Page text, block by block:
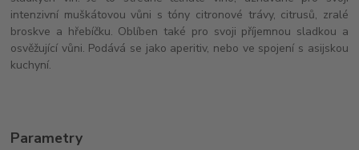
intenzivní muškátovou vůni s tóny citronové trávy, citrusů, zralé
broskve a hřebíčku. Oblíben také pro svoji příjemnou sladkou a
osvěžující vůni. Podává se jako aperitiv, nebo ve spojení s asijskou
kuchyní.
Parametry